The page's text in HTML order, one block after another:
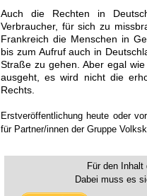
Auch die Rechten in
Verbraucher, für sich zu
Frankreich die Menschen in
bis zum Aufruf auch in
Straße zu gehen. Aber egal
ausgeht, eswird nicht die
Rechts.
Erstveröffentlichung heute oder
für Partner/innen der Gruppe
Für den
Dabei muss es